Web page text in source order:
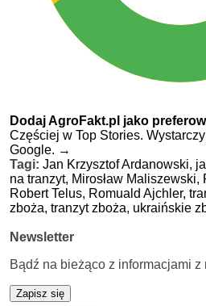
Dodaj AgroFakt.pl jako
Częściej w Top Stories.
Google. →
Tagi: Jan Krzysztof Ardanowski,
na tranzyt, Mirosław Maliszewski,
Robert Telus, Romuald Ajchler,
zboża, tranzyt zboża, ukraińskie
Newsletter
Bądź na bieżąco z informacjami z
Zapisz się